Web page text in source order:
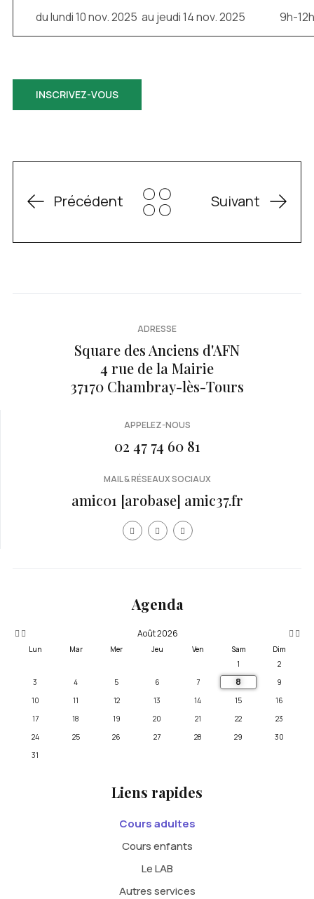
du lundi 10 nov. 2025 au jeudi 14 nov. 2025 9h-12h
INSCRIVEZ-VOUS
Précédent Suivant
ADRESSE
Square des Anciens d'AFN
4 rue de la Mairie
37170 Chambray-lès-Tours
APPELEZ-NOUS
02 47 74 60 81
MAIL & RÉSEAUX SOCIAUX
amic01 [arobase] amic37.fr
Agenda
Août 2026
Lun Mar Mer Jeu Ven Sam
Dim
1
2
3
4 5 6 7 8
9
10
11 12 13 14 15
16
17
18 19 20 21 22
23
24
25 26 27 28 29
30
31
Liens rapides
Cours adultes
Cours enfants
Le LAB
Autres services